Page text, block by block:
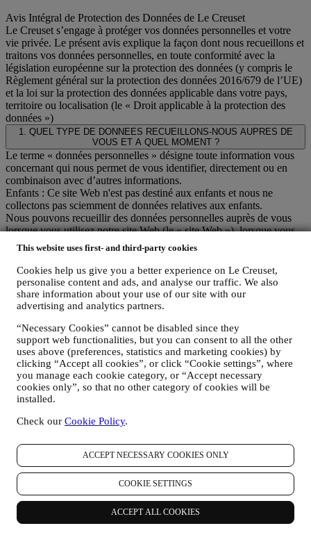
This website uses first- and third-party cookies
Cookies help us give you a better experience on Le Creuset,
personalise content and ads, and analyse our traffic. We also
share information about your use of our site with our
advertising and analytics partners.
“Necessary Cookies” cannot be disabled since they
support web functionalities, but you can consent to all the other
uses above (preferences, statistics and marketing cookies) by
clicking “Accept all cookies”, or click “Cookie settings”, where
you manage each cookie category, or “Accept necessary
cookies only”, so that no other category of cookies will be
installed.
Check our Cookie Policy.
ACCEPT NECESSARY COOKIES ONLY
COOKIE SETTINGS
ACCEPT ALL COOKIES
Avis Intégral de Protection des Données de Le Creuset
Le Creuset s’engage à protéger vos données personnelles et votre
vie privée. Le présent avis explique la façon dont nous recueillons et
traitons vos données personnelles, en toute conformité avec la
législation européenne sur la protection des données (y compris le
Règlement général sur la protection des données 2016/679 de l’UE)
et la loi sur la protection des données applicable dans votre pays,
territoire ou localisation (le « Droit applicable à la protection des
données »)
1. QUEL TYPE DE DONNEES RECUEILLONS-NOUS AUPRES DE
VOUS ET A QUEL MOMENT ?
Le terme « données personnelles » désigne toute information vous
concernant qui nous permet de vous identifier, directement ou en
combinaison avec d’autres informations.
Enfants : Ce site Web n'est pas destiné aux enfants et nous ne
collectons pas sciemment de données relatives aux enfants.
Nous pouvons recueillir des données personnelles auprès de vous
lorsque vous utilisez notre site Web (le « site Web »), lorsque vous
créez un compte Le Creuset, lorsque vous achetez un produit Le
Creuset sur le site Web ou en boutique Signature et Outlet ou
lorsque vous vous abonnez à nos communications marketing. En
fonction de votre demande ou de votre consentement, les données
personnelles peuvent concerner :
et autres coordonnées (adresse et numéro de téléphone), la
création d’un compte Le Creuset ou tout achat en tant
qu’utilisateur invité, ou l’abonnement à nos communications
marketing sur le site Web ou en magasin.
vos données d’achat, par exemple la date et l’heure d’achat,
les données de livraison, les données de produit et de
paiement, ainsi que les données nécessaires à la gestion de vos
commandes.
les données relatives à votre historique de navigation en ligne
(par exemple les identifiants en ligne tels que votre adresse IP,
la version du navigateur, le système d’exploitation, la durée de
la visite, les visites successives, l’origine géographique),
recueillies pendant vos visites sur le site Web (que vous soyez
un utilisateur enregistré ou non), en ayant recours à des
journaux ou des technologies de suivi telles que les « cookies
» ou autre technologie (incluant les pixels de suivi des e-